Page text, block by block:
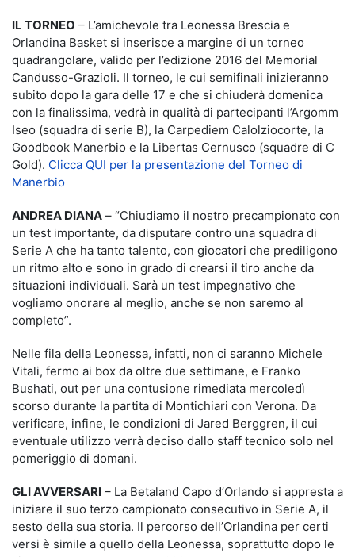
IL TORNEO – L’amichevole tra Leonessa Brescia e
Orlandina Basket si inserisce a margine di un torneo
quadrangolare, valido per l’edizione 2016 del Memorial
Candusso-Grazioli. Il torneo, le cui semifinali inizieranno
subito dopo la gara delle 17 e che si chiuderà domenica
con la finalissima, vedrà in qualità di partecipanti l’Argomm
Iseo (squadra di serie B), la Carpediem Calolziocorte, la
Goodbook Manerbio e la Libertas Cernusco (squadre di C
Gold). Clicca QUI per la presentazione del Torneo di
Manerbio
ANDREA DIANA – “Chiudiamo il nostro precampionato con
un test importante, da disputare contro una squadra di
Serie A che ha tanto talento, con giocatori che prediligono
un ritmo alto e sono in grado di crearsi il tiro anche da
situazioni individuali. Sarà un test impegnativo che
vogliamo onorare al meglio, anche se non saremo al
completo”.
Nelle fila della Leonessa, infatti, non ci saranno Michele
Vitali, fermo ai box da oltre due settimane, e Franko
Bushati, out per una contusione rimediata mercoledì
scorso durante la partita di Montichiari con Verona. Da
verificare, infine, le condizioni di Jared Berggren, il cui
eventuale utilizzo verrà deciso dallo staff tecnico solo nel
pomeriggio di domani.
GLI AVVERSARI – La Betaland Capo d’Orlando si appresta a
iniziare il suo terzo campionato consecutivo in Serie A, il
sesto della sua storia. Il percorso dell’Orlandina per certi
versi è simile a quello della Leonessa, soprattutto dopo le